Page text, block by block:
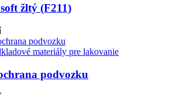
variantov.
Možnosti
si
môžete
vybrať
na
stránke
produktu.
žltý (F211)
Tento
produkt
má
variantov.
Možnosti
si
materiály pre lakovanie
podvozku